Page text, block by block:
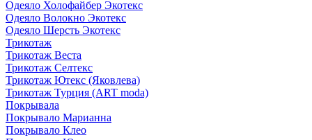
Одеяло Холофайбер Экотекс
Одеяло Волокно Экотекс
Одеяло Шерсть Экотекс
Трикотаж
Трикотаж Веста
Трикотаж Селтекс
Трикотаж Ютекс (Яковлева)
Трикотаж Турция (ART moda)
Покрывала
Покрывало Марианна
Покрывало Клео